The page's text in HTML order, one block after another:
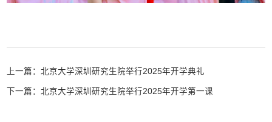
上一篇：北京大学深圳研究生院举行2025年开学典礼
下一篇：北京大学深圳研究生院举行2025年开学第一课